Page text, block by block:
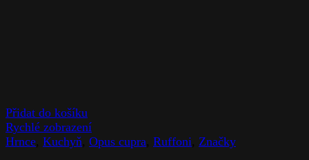
Přidat do košíku
Rychlé zobrazení
Hrnce Kuchyň Opus cupra Ruffoni Značky